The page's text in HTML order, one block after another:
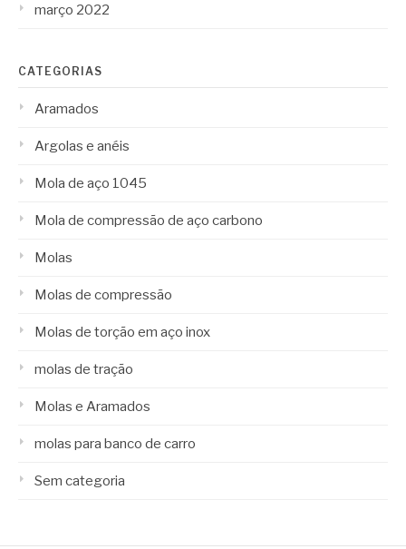
março 2022
CATEGORIAS
Aramados
Argolas e anéis
Mola de aço 1045
Mola de compressão de aço carbono
Molas
Molas de compressão
Molas de torção em aço inox
molas de tração
Molas e Aramados
molas para banco de carro
Sem categoria